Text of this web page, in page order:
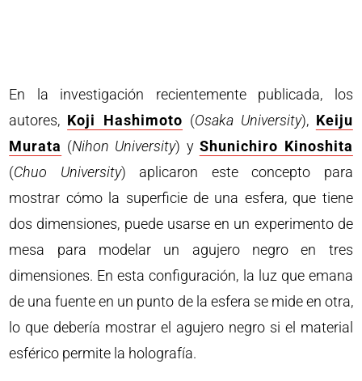
En la investigación recientemente publicada, los
autores, Koji Hashimoto (Osaka University), Keiju
Murata (Nihon University) y Shunichiro Kinoshita
(Chuo University) aplicaron este concepto para
mostrar cómo la superficie de una esfera, que tiene
dos dimensiones, puede usarse en un experimento de
mesa para modelar un agujero negro en tres
dimensiones. En esta configuración, la luz que emana
de una fuente en un punto de la esfera se mide en otra,
lo que debería mostrar el agujero negro si el material
esférico permite la holografía.